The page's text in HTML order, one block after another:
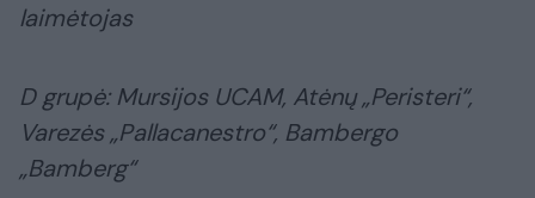
laimėtojas
D grupė: Mursijos UCAM, Atėnų „Peristeri“,
Varezės „Pallacanestro“, Bambergo
„Bamberg“